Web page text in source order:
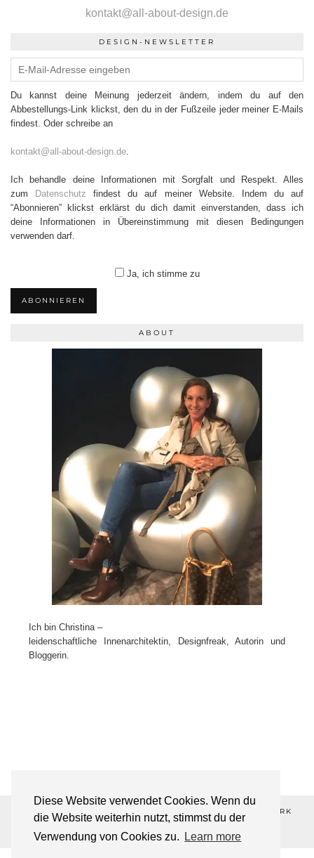
Diese Website verwendet Cookies. Wenn du
die Website weiterhin nutzt, stimmst du der
Verwendung von Cookies zu.
Learn more
kontakt@all-about-design.de
DESIGN-NEWSLETTER
Du kannst deine Meinung jederzeit ändern, indem du auf den
Abbestellungs-Link klickst, den du in der Fußzeile jeder meiner E-Mails
findest. Oder schreibe an
kontakt@all-about-design.de.
Ich behandle deine Informationen mit Sorgfalt und Respekt. Alles
zum
Datenschutz findest du auf meiner Website. Indem du auf
“Abonnieren” klickst erklärst du dich damit einverstanden, dass ich
deine Informationen in Übereinstimmung mit diesen Bedingungen
verwenden darf.
Ja, ich stimme zu
ABONNIEREN
ABOUT
Ich bin Christina –
leidenschaftliche Innenarchitektin, Designfreak, Autorin und
Bloggerin.
©2026 ALL-ABOUT-DESIGN💋 ®REGISTERED TRADEMARK
THEME DESIGNED BY pipdig